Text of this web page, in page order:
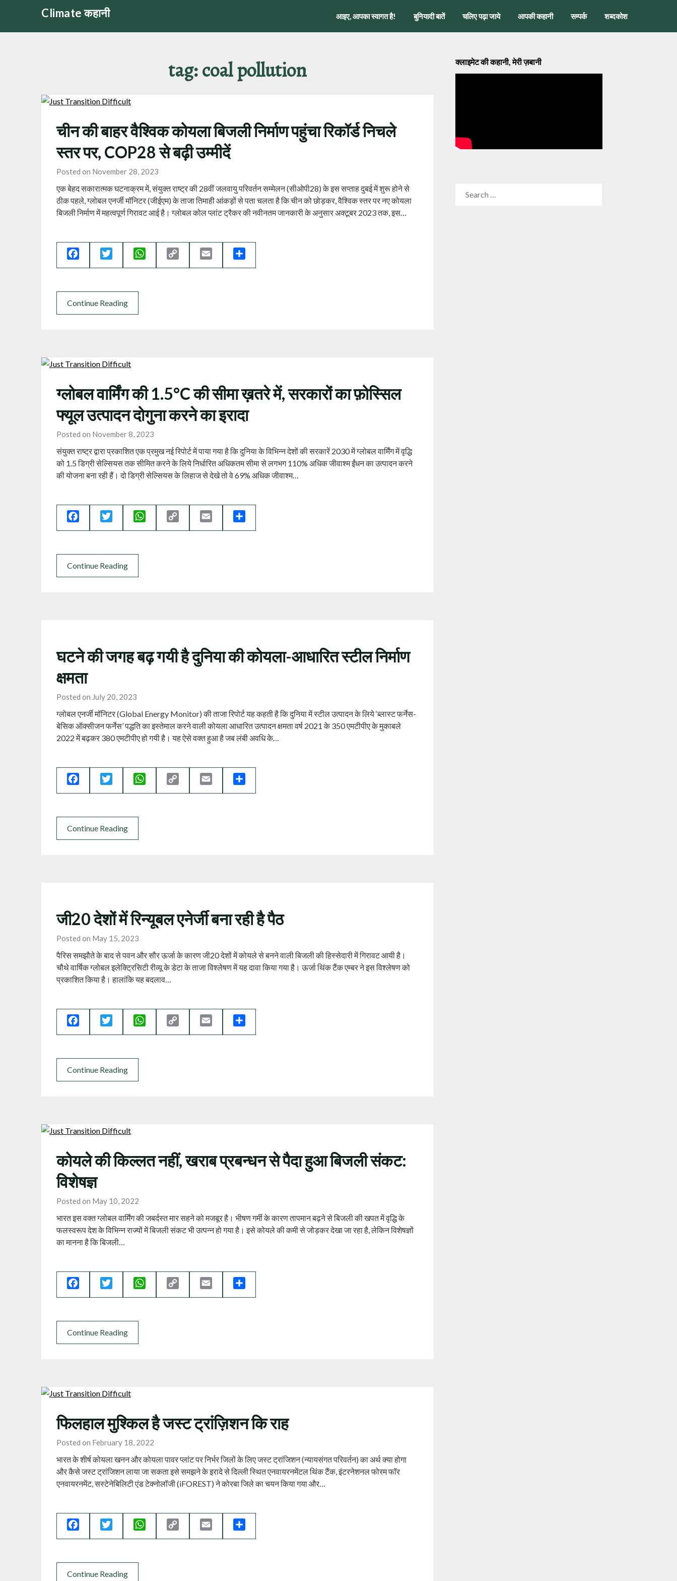
content
Climate कहानी आइए, आपका स्वागत है! बुनियादी बातें चलिए पढ़ा जाये आपकी कहानी सम्पर्क शब्दकोश
tag:coal pollution
चीन की बाहर वैश्विक कोयला बिजली निर्माण पहुंचा रिकॉर्ड निचले
स्तर पर, COP28 से बढ़ी उम्मीदें
Posted on November 28, 2023
एक बेहद सकारात्मक घटनाक्रम में, संयुक्त राष्ट्र की 28वीं जलवायु परिवर्तन सम्मेलन (सीओपी28) के इस सप्ताह दुबई में शुरू होने से
ठीक पहले, ग्लोबल एनर्जी मॉनिटर (जीईएम) के ताजा तिमाही आंकड़ों से पता चलता है कि चीन को छोड़कर, वैश्विक स्तर पर नए कोयला
बिजली निर्माण में महत्वपूर्ण गिरावट आई है। ग्लोबल कोल प्लांट ट्रैकर की नवीनतम जानकारी के अनुसार अक्टूबर 2023 तक, इस…
Facebook Twitter WhatsApp
Link
Continue Reading
ग्लोबल वार्मिंग की 1.5°C की सीमा ख़तरे में, सरकारों का फ़ोस्सिल
फ्यूल उत्पादन दोगुना करने का इरादा
Posted on November 8, 2023
संयुक्त राष्ट्र द्वारा प्रकाशित एक प्रमुख नई रिपोर्ट में पाया गया है कि दुनिया के विभिन्न देशों की सरकारें 2030 में ग्लोबल वार्मिंग में वृद्धि
को 1.5 डिग्री सेल्सियस तक सीमित करने के लिये निर्धारित अधिकतम सीमा से लगभग 110% अधिक जीवाश्म ईंधन का उत्पादन करने
की योजना बना रही हैं। दो डिग्री सेल्सियस के लिहाज से देखे तो वे 69% अधिक जीवाश्म…
Facebook Twitter WhatsApp
Link
Continue Reading
घटने की जगह बढ़ गयी है दुनिया की कोयला-आधारित स्‍टील निर्माण
क्षमता
Posted on July 20, 2023
ग्‍लोबल एनर्जी मॉनिटर (Global Energy Monitor) की ताजा रिपोर्ट यह कहती है कि दुनिया में स्‍टील उत्‍पादन के लिये ‘ब्‍लास्‍ट फर्नेस-
बेसिक ऑक्‍सीजन फर्नेस’ पद्धति का इस्‍तेमाल करने वाली कोयला आधारित उत्‍पादन क्षमता वर्ष 2021 के 350 एमटीपीए के मुकाबले
2022 में बढ़कर 380 एमटीपीए हो गयी है। यह ऐसे वक्‍त हुआ है जब लंबी अवधि के…
Facebook Twitter WhatsApp
Link
Continue Reading
जी20 देशों में रिन्यूबल एनेर्जी बना रही है पैठ
Posted on May 15, 2023
पैरिस समझौते के बाद से पवन और सौर ऊर्जा के कारण जी20 देशों में कोयले से बनने वाली बिजली की हिस्‍सेदारी में गिरावट आयी है।
चौथे वार्षिक ग्‍लोबल इलेक्ट्रिसिटी रीव्‍यू के डेटा के ताजा विश्‍लेषण में यह दावा किया गया है। ऊर्जा थिंक टैंक एम्‍बर ने इस विश्‍लेषण को
प्रकाशित किया है। हालांकि यह बदलाव…
Facebook Twitter WhatsApp
Link
Continue Reading
कोयले की किल्‍लत नहीं, खराब प्रबन्‍धन से पैदा हुआ बिजली संकट:
विशेषज्ञ
Posted on May 10, 2022
भारत इस वक्‍त ग्‍लोबल वार्मिंग की जबर्दस्‍त मार सहने को मजबूर है। भीषण गर्मी के कारण तापमान बढ़ने से बिजली की खपत में वृद्धि के
फलस्‍वरूप देश के विभिन्‍न राज्‍यों में बिजली संकट भी उत्‍पन्‍न हो गया है। इसे कोयले की कमी से जोड़कर देखा जा रहा है, लेकिन विशेषज्ञों
का मानना है कि बिजली…
Facebook Twitter WhatsApp
Link
Continue Reading
फिलहाल मुश्किल है जस्ट ट्रांज़िशन कि राह
Posted on February 18, 2022
भारत के शीर्ष कोयला खनन और कोयला पावर प्लांट पर निर्भर जिलों के लिए जस्ट ट्रांजिशन (न्यायसंगत परिवर्तन) का अर्थ क्या होगा
और कैसे जस्ट ट्रांजिशन लाया जा सकता इसे समझने के इरादे से दिल्ली स्थित एनवायरनमेंटल थिंक टैंक, इंटरनेशनल फोरम फॉर
एनवायरनमेंट, सस्टेनेबिलिटी एंड टेक्नोलॉजी (iFOREST) ने कोरबा जिले का चयन किया गया और…
Facebook Twitter WhatsApp
Link
Continue Reading
क्लाइमेट की कहानी, मेरी ज़बानी